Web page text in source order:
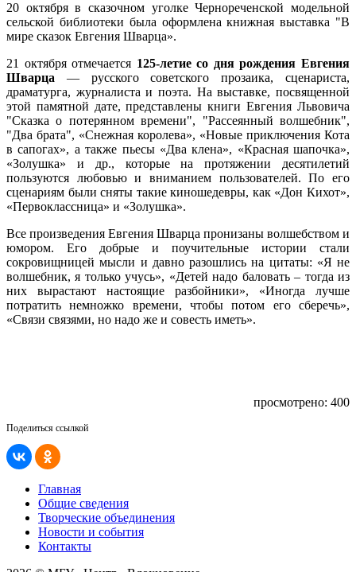
20 октября в сказочном уголке Чернореченской модельной
сельской библиотеки была оформлена книжная выставка "В
мире сказок Евгения Шварца».
21 октября отмечается 125-летие со дня рождения Евгения
Шварца — русского советского прозаика, сценариста,
драматурга, журналиста и поэта. На выставке, посвященной
этой памятной дате, представлены книги Евгения Львовича
"Сказка о потерянном времени", "Рассеянный волшебник",
"Два брата", «Снежная королева», «Новые приключения Кота
в сапогах», а также пьесы «Два клена», «Красная шапочка»,
«Золушка» и др., которые на протяжении десятилетий
пользуются любовью и вниманием пользователей. По его
сценариям были сняты такие киношедевры, как «Дон Кихот»,
«Первоклассница» и «Золушка».
Все произведения Евгения Шварца пронизаны волшебством и
юмором. Его добрые и поучительные истории стали
сокровищницей мысли и давно разошлись на цитаты: «Я не
волшебник, я только учусь», «Детей надо баловать – тогда из
них вырастают настоящие разбойники», «Иногда лучше
потратить немножко времени, чтобы потом его сберечь»,
«Связи связями, но надо же и совесть иметь».
просмотрено: 400
Поделиться ссылкой
Главная
Общие сведения
Творческие объединения
Новости и события
Контакты